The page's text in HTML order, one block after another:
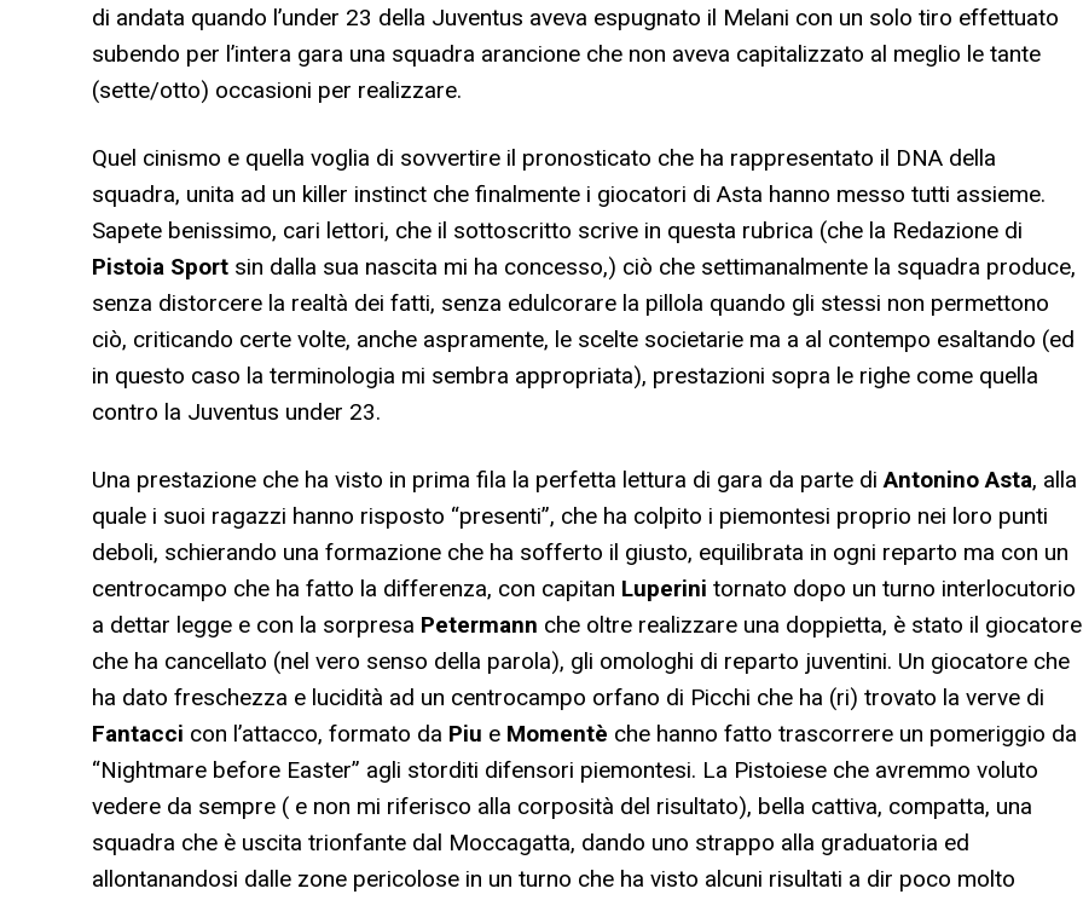
di andata quando l’under 23 della Juventus aveva espugnato il Melani con un solo tiro effettuato
subendo per l’intera gara una squadra arancione che non aveva capitalizzato al meglio le tante
(sette/otto) occasioni per realizzare.
Quel cinismo e quella voglia di sovvertire il pronosticato che ha rappresentato il DNA della
squadra, unita ad un killer instinct che finalmente i giocatori di Asta hanno messo tutti assieme.
Sapete benissimo, cari lettori, che il sottoscritto scrive in questa rubrica (che la Redazione di
Pistoia Sport sin dalla sua nascita mi ha concesso,) ciò che settimanalmente la squadra produce,
senza distorcere la realtà dei fatti, senza edulcorare la pillola quando gli stessi non permettono
ciò, criticando certe volte, anche aspramente, le scelte societarie ma a al contempo esaltando (ed
in questo caso la terminologia mi sembra appropriata), prestazioni sopra le righe come quella
contro la Juventus under 23.
Una prestazione che ha visto in prima fila la perfetta lettura di gara da parte diAntonino Asta, alla
quale i suoi ragazzi hanno risposto “presenti”, che ha colpito i piemontesi proprio nei loro punti
deboli, schierando una formazione che ha sofferto il giusto, equilibrata in ogni reparto ma con un
centrocampo che ha fatto la differenza, con capitan Luperini tornato dopo un turno interlocutorio
a dettar legge e con la sorpresa Petermann che oltre realizzare una doppietta, è stato il giocatore
che ha cancellato (nel vero senso della parola), gli omologhi di reparto juventini. Un giocatore che
ha dato freschezza e lucidità ad un centrocampo orfano di Picchi che ha (ri) trovato la verve di
Fantacci con l’attacco, formato da Piu e Momentè che hanno fatto trascorrere un pomeriggio da
“Nightmare before Easter” agli storditi difensori piemontesi. La Pistoiese che avremmo voluto
vedere da sempre ( e non mi riferisco alla corposità del risultato), bella cattiva, compatta, una
squadra che è uscita trionfante dal Moccagatta, dando uno strappo alla graduatoria ed
allontanandosi dalle zone pericolose in un turno che ha visto alcuni risultati a dir poco molto